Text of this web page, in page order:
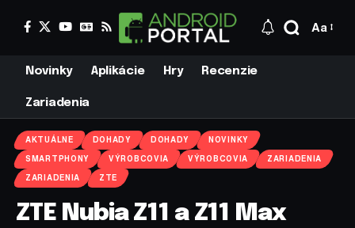
Aa
Novinky Aplikácie Hry Recenzie
Zariadenia
AKTUÁLNE DOHADY DOHADY NOVINKY
SMARTPHONY VÝROBCOVIA VÝROBCOVIA ZARIADENIA
ZARIADENIA ZTE
ZTE Nubia Z11 a Z11 Max